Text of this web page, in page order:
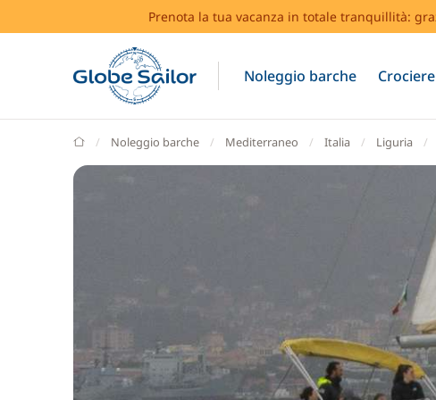
Prenota la tua vacanza in totale tranquillità:
Noleggio barche Crociere
GlobeSailor
Noleggio barche Mediterraneo Italia Liguria